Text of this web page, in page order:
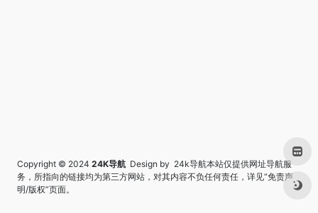
Copyright © 2024 24K导航 Design by 24k导航本站仅提供网址导航服
务，所指向的链接均为第三方网站，对其内容不负任何责任，详见“免责声
明/版权”页面。